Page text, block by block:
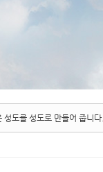
도를 성도로 만들어 줍니